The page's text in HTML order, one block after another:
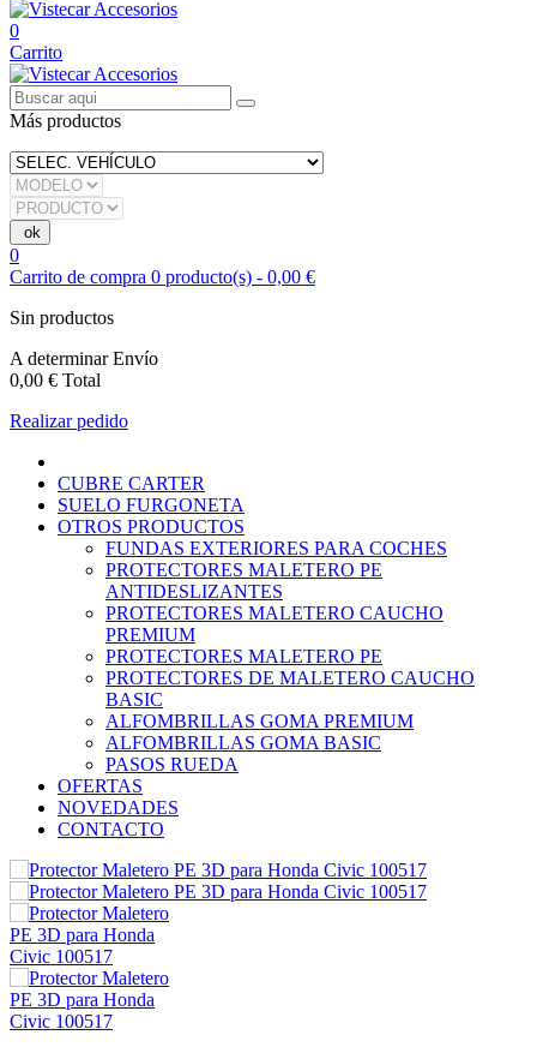
0
Carrito
Más productos
0
Carrito de compra 0 producto(s) - 0,00 €
Sin productos
A determinarEnvío
0,00 € Total
Realizar pedido
CUBRE CARTER
SUELO FURGONETA
OTROS PRODUCTOS
FUNDAS EXTERIORES PARA COCHES
PROTECTORES MALETERO PE
ANTIDESLIZANTES
PROTECTORES MALETERO CAUCHO
PREMIUM
PROTECTORES MALETERO PE
PROTECTORES DE MALETERO CAUCHO
BASIC
ALFOMBRILLAS GOMA PREMIUM
ALFOMBRILLAS GOMA BASIC
PASOS RUEDA
OFERTAS
NOVEDADES
CONTACTO